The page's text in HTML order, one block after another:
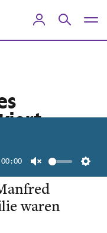
00:00
Unmute
das Fest.
waren